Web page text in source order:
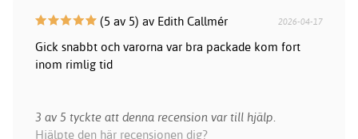
(5 av 5) av Edith Callmér 2026-04-17
Gick snabbt och varorna var bra packade kom fort
inom rimlig tid
3 av 5 tyckte att denna recension var till hjälp.
Hjälpte den här recensionen dig?